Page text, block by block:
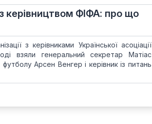
керівництвом ФІФА: про що
з керівниками Української асоціації
взяли генеральний секретар Матіас
Арсен Венгер і керівник із питань